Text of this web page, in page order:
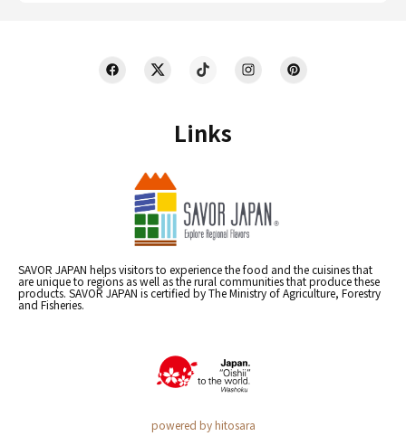
Links
SAVOR JAPAN helps visitors to experience the food and the cuisines that
are unique to regions as well as the rural communities that produce these
products. SAVOR JAPAN is certified by The Ministry of Agriculture, Forestry
and Fisheries.
powered by hitosara